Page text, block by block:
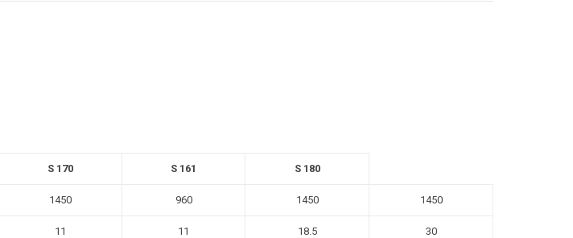
S 170 S 161 S 180
1450 960 1450 1450
11 11 18.5 30